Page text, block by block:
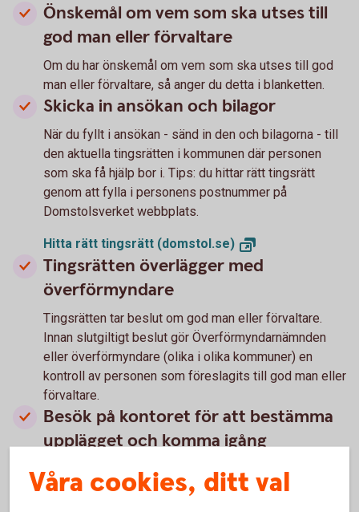
Önskemål om vem som ska utses till
god man eller förvaltare
Om du har önskemål om vem som ska utses till god
man eller förvaltare, så anger du detta i blanketten.
Skicka in ansökan och bilagor
När du fyllt i ansökan - sänd in den och bilagorna - till
den aktuella tingsrätten i kommunen där personen
som ska få hjälp bor i. Tips: du hittar rätt tingsrätt
genom att fylla i personens postnummer på
Domstolsverket webbplats.
Hitta rätt tingsrätt (domstol.se)
Tingsrätten överlägger med
överförmyndare
Tingsrätten tar beslut om god man eller förvaltare.
Innan slutgiltigt beslut gör Överförmyndarnämnden
eller överförmyndare (olika i olika kommuner) en
kontroll av personen som föreslagits till god man eller
förvaltare.
Besök på kontoret för att bestämma
upplägget och komma igång
Du - eller annan - som blivit utsedd till god man eller
förvaltare är välkommen in på ett kontor så hjälper vi
Våra cookies, ditt val